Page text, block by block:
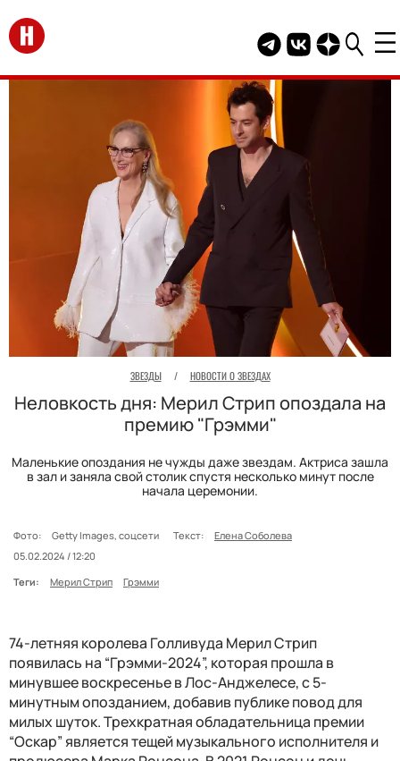
Перейти на главную
Telegram канал
Группа HELLO
Канал
ЗВЕЗДЫ / НОВОСТИ О ЗВЕЗДАХ
Неловкость дня: Мерил Стрип опоздала на
премию "Грэмми"
Маленькие опоздания не чужды даже звездам. Актриса зашла
в зал и заняла свой столик спустя несколько минут после
начала церемонии.
Фото: Getty Images, соцсети Текст:
Елена Соболева
05.02.2024 / 12:20
Теги:
Мерил Стрип Грэмми
74-летняя королева Голливуда Мерил Стрип
появилась на “Грэмми-2024”, которая прошла в
минувшее воскресенье в Лос-Анджелесе, с 5-
минутным опозданием, добавив публике повод для
милых шуток. Трехкратная обладательница премии
“Оскар” является тещей музыкального исполнителя и